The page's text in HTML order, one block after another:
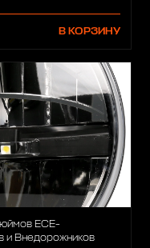
В КОРЗИНУ
ECE-
и Внедорожников